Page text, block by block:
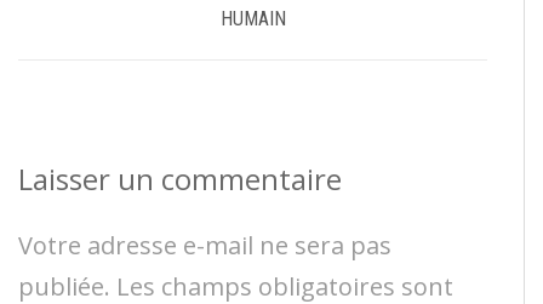
HUMAIN
Laisser un commentaire
Votre adresse e-mail ne sera pas
publiée. Les champs obligatoires sont